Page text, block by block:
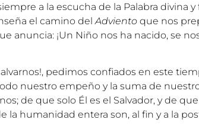
a la escucha de la Palabra divina y
el camino delAdviento que nos
anuncia: ¡Un Niño nos ha nacido, se
pedimos confiados en este
nuestro empeño y la suma de
de que solo Él es el Salvador, y de
la humanidad entera son, al fin y a la